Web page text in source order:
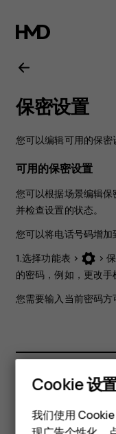
Nokia
106
2018
用
户
指
南
智能手机
保密设置
您可以编辑可用的保密
可用的保密设置
您可以根据场景编辑保
并检查设置的状态。
您可以将电话号码增加
1.选择功能表 > >
的密码，例如， 更改手
您需要输入当前密码方
此信息对您是否
是 否
Cookie 设
我们使用